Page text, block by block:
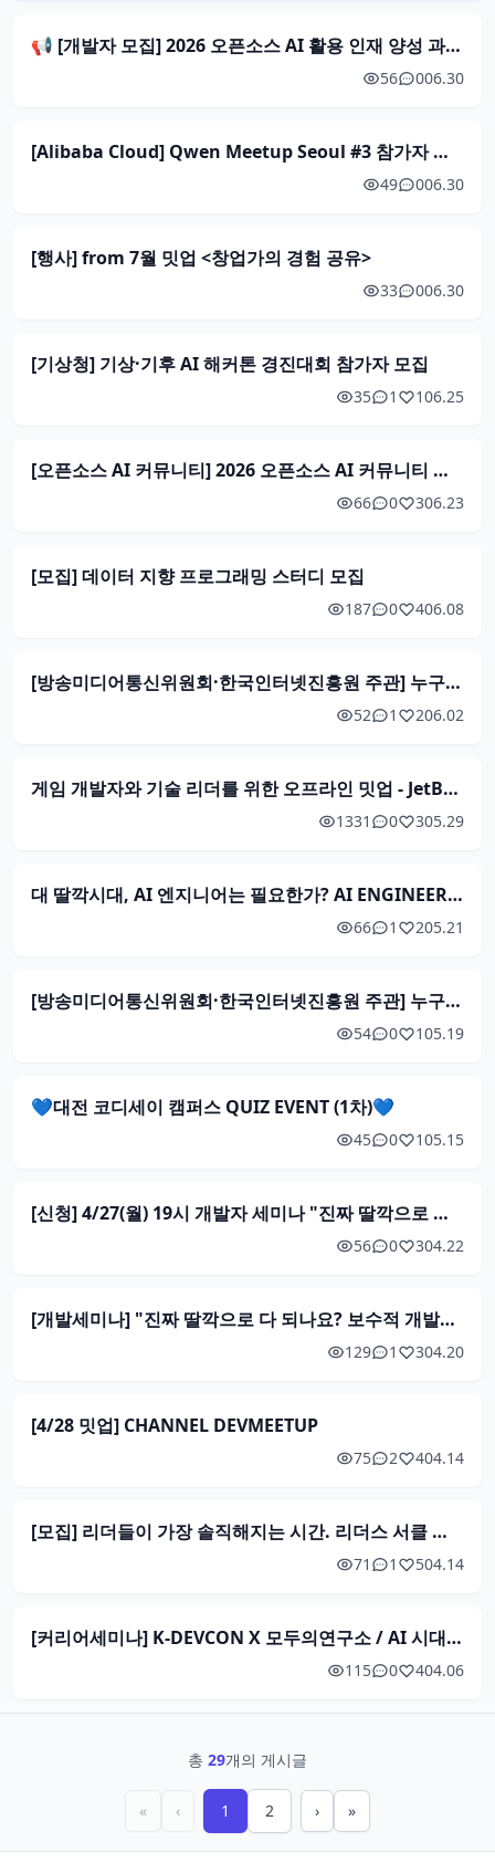
📢 [개발자 모집] 2026 오픈소스 AI 활용 인재 양성 과정 참여자 모집(~7/8)
56 006.30
[Alibaba Cloud] Qwen Meetup Seoul #3 참가자 모집 !
49 006.30
[행사] from 7월 밋업 <창업가의 경험 공유>
33 006.30
[기상청] 기상·기후 AI 해커톤 경진대회 참가자 모집
35 1 106.25
[오픈소스 AI 커뮤니티] 2026 오픈소스 AI 커뮤니티 모집 (6/12~7/5)
66 0 306.23
[모집] 데이터 지향 프로그래밍 스터디 모집
187 0 406.08
[방송미디어통신위원회·한국인터넷진흥원 주관] 누구나 무료 신청! 2026 위치정보 보호조치 교육 2차 (6/19)
52 1 206.02
게임 개발자와 기술 리더를 위한 오프라인 밋업 - JetBrains GameDev Meetup Korea 2026
1331 0 305.29
대 딸깍시대, AI 엔지니어는 필요한가? AI ENGINEER NIGHT 밋업
66 1 205.21
[방송미디어통신위원회·한국인터넷진흥원 주관] 누구나 무료 신청! 2026 위치정보 보호조치 교육 1차 (5/29)
54 0 105.19
💙대전 코디세이 캠퍼스 QUIZ EVENT (1차)💙
45 0 105.15
[신청] 4/27(월) 19시 개발자 세미나 "진짜 딸깍으로 다 되나요?" & Let's Talk!
56 0 304.22
[개발세미나] "진짜 딸깍으로 다 되나요? 보수적 개발자의 AI 실전 활용기" (4/27) K-DEVCON X 모두의연구소
129 1 304.20
[4/28 밋업] CHANNEL DEVMEETUP
75 2 404.14
[모집] 리더들이 가장 솔직해지는 시간. 리더스 서클 멤버를 모집합니다.
71 1 504.14
[커리어세미나] K-DEVCON X 모두의연구소 / AI 시대, 나의 커리어는 어떻게 준비해야 할까? (4/13)
115 0 404.06
총 29개의 게시글
« ‹ 1 2 › »